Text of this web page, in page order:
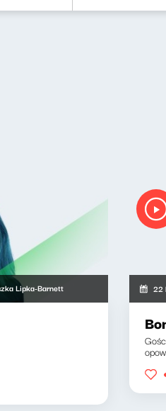
Lipka-Barnett 22